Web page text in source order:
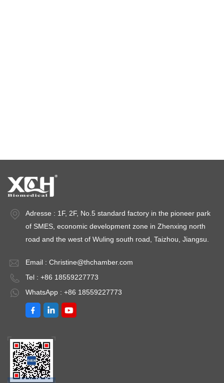
Adresse : 1F, 2F, No.5 standard factory in the pioneer park
of SMES, economic development zone in Zhenxing north
road and the west of Wuling south road, Taizhou, Jiangsu.
Email : Christine@thchamber.com
Tel : +86 18559227773
WhatsApp : +86 18559227773